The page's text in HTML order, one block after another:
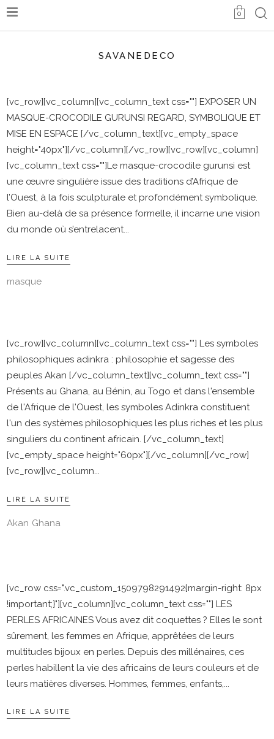
0
SAVANEDECO
[vc_row][vc_column][vc_column_text css=""] EXPOSER UN
MASQUE-CROCODILE GURUNSI REGARD, SYMBOLIQUE ET
MISE EN ESPACE [/vc_column_text][vc_empty_space
height="40px"][/vc_column][/vc_row][vc_row][vc_column]
[vc_column_text css=""]Le masque-crocodile gurunsi est
une œuvre singulière issue des traditions d’Afrique de
l’Ouest, à la fois sculpturale et profondément symbolique.
Bien au-delà de sa présence formelle, il incarne une vision
du monde où s’entrelacent
LIRE LA SUITE
masque
[vc_row][vc_column][vc_column_text css=""] Les symboles
philosophiques adinkra : philosophie et sagesse des
peuples Akan [/vc_column_text][vc_column_text css=""]
Présents au Ghana, au Bénin, au Togo et dans l'ensemble
de l'Afrique de l'Ouest, les symboles Adinkra constituent
l'un des systèmes philosophiques les plus riches et les plus
singuliers du continent africain. [/vc_column_text]
[vc_empty_space height="60px"][/vc_column][/vc_row]
[vc_row][vc_column
LIRE LA SUITE
Akan Ghana
[vc_row css=".vc_custom_1509798291492{margin-right: 8px
!important;}"][vc_column][vc_column_text css=""] LES
PERLES AFRICAINES Vous avez dit coquettes ? Elles le sont
sûrement, les femmes en Afrique, apprêtées de leurs
multitudes bijoux en perles. Depuis des millénaires, ces
perles habillent la vie des africains de leurs couleurs et de
leurs matières diverses. Hommes, femmes, enfants,
LIRE LA SUITE